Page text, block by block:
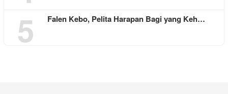
5 Falen Kebo, Pelita Harapan Bagi yang Keh…